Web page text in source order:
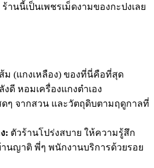
านนี้เป็นเพชรเม็ดงามของกะปงเลย
ม (แกงเหลือง) ของที่นี่คือที่สุด
งดี หอมเครื่องแกงตำเอง
ดๆ จากสวน และวัตถุดิบตามฤดูกาลที่
: ตัวร้านโปร่งสบาย ให้ความรู้สึก
นญาติ พี่ๆ พนักงานบริการด้วยรอย